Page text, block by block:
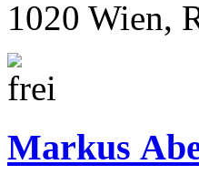
1020 Wien,
Markus